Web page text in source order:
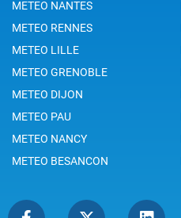
METEO NANTES
METEO RENNES
METEO LILLE
METEO GRENOBLE
METEO DIJON
METEO PAU
METEO NANCY
METEO BESANCON